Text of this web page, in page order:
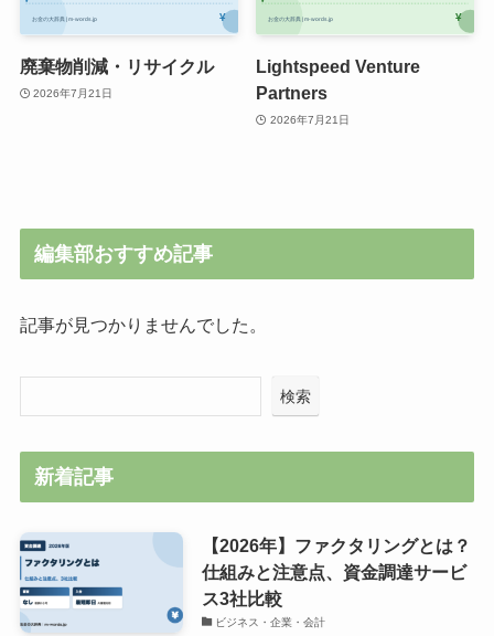
廃棄物削減・リサイクル
2026年7月21日
Lightspeed Venture
Partners
2026年7月21日
編集部おすすめ記事
記事が見つかりませんでした。
検索
新着記事
【2026年】ファクタリングとは？
仕組みと注意点、資金調達サービ
ス3社比較
ビジネス・企業・会計